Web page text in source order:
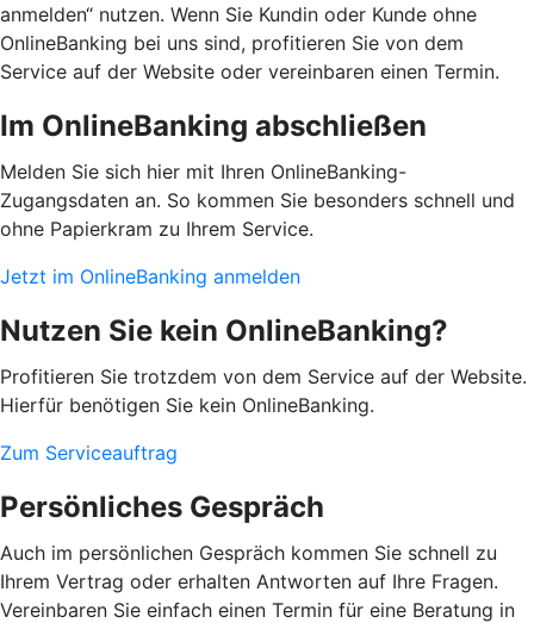
anmelden“ nutzen. Wenn Sie Kundin oder Kunde ohne
OnlineBanking bei uns sind, profitieren Sie von dem
Service auf der Website oder vereinbaren einen Termin.
Im OnlineBanking abschließen
Melden Sie sich hier mit Ihren OnlineBanking-
Zugangsdaten an. So kommen Sie besonders schnell und
ohne Papierkram zu Ihrem Service.
Jetzt im OnlineBanking anmelden
Nutzen Sie kein OnlineBanking?
Profitieren Sie trotzdem von dem Service auf der Website.
Hierfür benötigen Sie kein OnlineBanking.
Zum Serviceauftrag
Persönliches Gespräch
Auch im persönlichen Gespräch kommen Sie schnell zu
Ihrem Vertrag oder erhalten Antworten auf Ihre Fragen.
Vereinbaren Sie einfach einen Termin für eine Beratung in